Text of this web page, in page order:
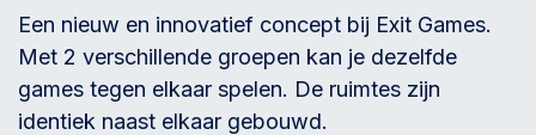
Een nieuw en innovatief concept bij Exit Games.
Met 2 verschillende groepen kan je dezelfde
games tegen elkaar spelen. De ruimtes zijn
identiek naast elkaar gebouwd.